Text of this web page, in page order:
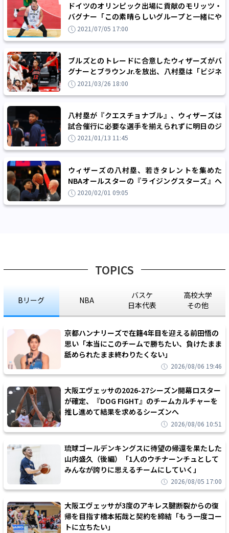
ドイツのオリンピック出場に貢献のモリッツ・
バグナー「この素晴らしいグループと一緒にや
れることに特別な意味がある」
2021/07/05 17:00
ブルズとのトレードに合意したウィザーズがバ
グナーとブラウンJr.を放出、八村塁は「ビジネ
スなので仕方ない」
2021/03/26 18:00
八村塁が『クエスチョナブル』、ウィザーズは
試合催行に必要な選手を揃えられずに明日のジ
ャズ戦が延期決定
2021/01/13 11:45
ウィザーズの八村塁、若きタレントを集めた
NBAオールスターの『ライジングスターズ』へ
の出場が決まり「楽しみ」
2020/02/01 09:05
TOPICS
Bリーグ NBA
バスケ
日本代表
高校大学
その他
京都ハンナリーズで在籍4年目を迎える前田悟の
思い「本当にこのチームで勝ちたい、負けたまま
舐められたまま終わりたくない」
2026/08/06 19:46
大阪エヴェッサの2026-27シーズン開幕ロスター
が確定、『DOG FIGHT』のチームカルチャーを
推し進めて結果を求めるシーズンへ
2026/08/06 10:51
琉球ゴールデンキングスに待望の帰還を果たした
山内盛久（後編）「1人のウチナーンチュとして
みんなが誇りに思えるチームにしていく」
2026/08/05 17:00
大阪エヴェッサが3度のアキレス腱断裂からの復
帰を目指す橋本拓哉と契約を締結「もう一度コー
トに立ちたい」